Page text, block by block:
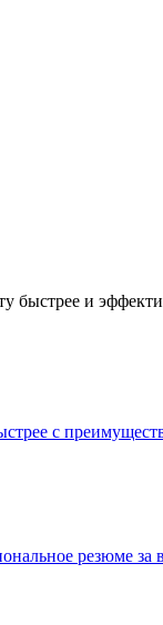
быстрее и
с
резюме за